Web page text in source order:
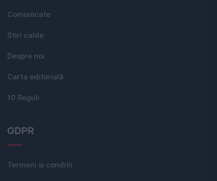
Comunicate
Stiri calde
Despre noi
Carta editorială
10 Reguli
GDPR
Termeni si conditii